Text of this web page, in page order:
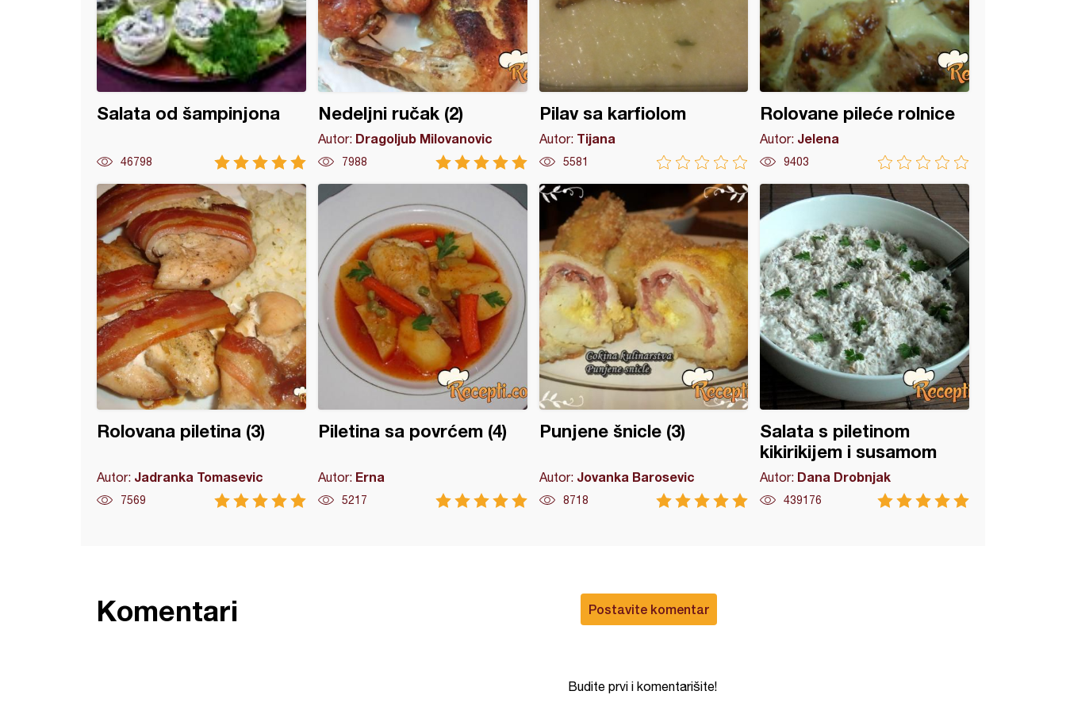
Salata od šampinjona
46798
Nedeljni ručak (2)
Autor: Dragoljub Milovanovic
7988
Pilav sa karfiolom
Autor: Tijana
5581
Rolovane pileće rolnice
Autor: Jelena
9403
Rolovana piletina (3)
Autor: Jadranka Tomasevic
7569
Piletina sa povrćem (4)
Autor: Erna
5217
Punjene šnicle (3)
Autor: Jovanka Barosevic
8718
Salata s piletinom
kikirikijem i susamom
Autor: Dana Drobnjak
439176
s piletinom kikirikijem i susamom
Postavite komentar
Komentari
Budite prvi i komentarišite!